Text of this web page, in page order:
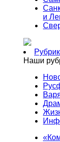
и
Наши